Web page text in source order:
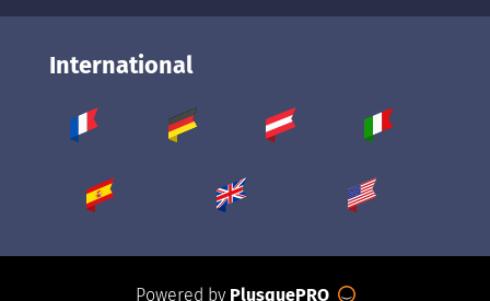
International
Powered by PlusquePRO